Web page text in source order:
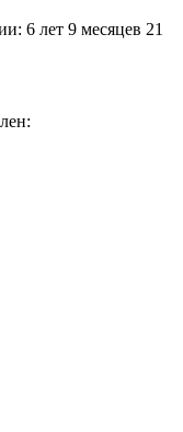
6 лет 9 месяцев 21